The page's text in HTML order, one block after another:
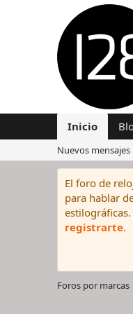
Inicio
Nuevos mensajes
El foro de
para hablar
registrarte.
Foros por marcas